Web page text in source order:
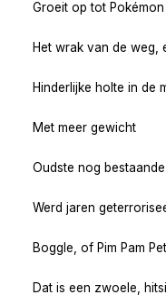
Groeit op tot
Het wrak van de weg,
Hinderlijke holte in de
Met meer gewicht
Oudste nog
Werd jaren
Boggle, of Pim Pam Pet
Dat is een zwoele,